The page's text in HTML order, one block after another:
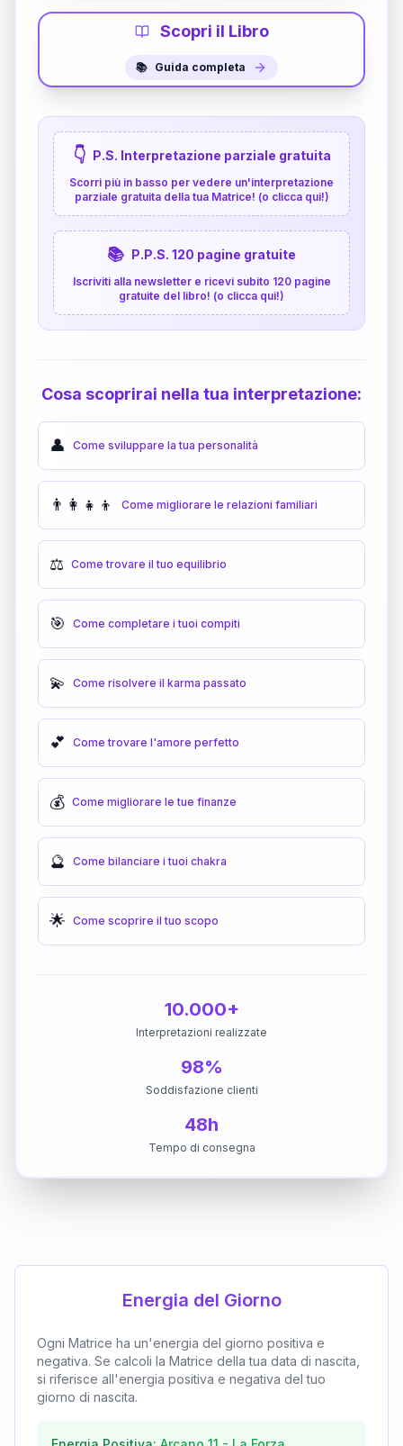
Scopri il Libro
📚 Guida completa
👇 P.S. Interpretazione parziale gratuita
Scorri più in basso per vedere un'interpretazione
parziale gratuita della tua Matrice! (o clicca qui!)
📚 P.P.S. 120 pagine gratuite
Iscriviti alla newsletter e ricevi subito 120 pagine
gratuite del libro! (o clicca qui!)
Cosa scoprirai nella tua interpretazione:
👤 Come sviluppare la tua personalità
👨‍👩‍👧‍👦 Come migliorare le relazioni familiari
⚖️ Come trovare il tuo equilibrio
🎯 Come completare i tuoi compiti
💫 Come risolvere il karma passato
💕 Come trovare l'amore perfetto
💰 Come migliorare le tue finanze
🔮 Come bilanciare i tuoi chakra
🌟 Come scoprire il tuo scopo
10.000+
Interpretazioni realizzate
98%
Soddisfazione clienti
48h
Tempo di consegna
Energia del Giorno
Ogni Matrice ha un'energia del giorno positiva e
negativa. Se calcoli la Matrice della tua data di nascita,
si riferisce all'energia positiva e negativa del tuo
giorno di nascita.